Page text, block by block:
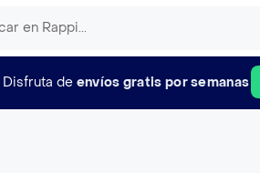
Disfruta de envíos gratis por semanas